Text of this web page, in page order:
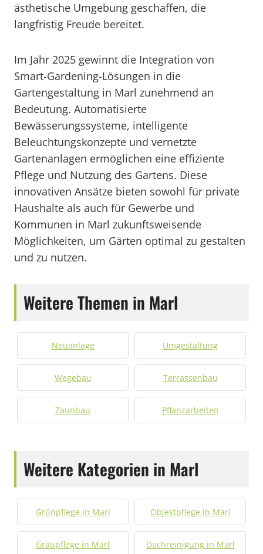
ästhetische Umgebung geschaffen, die
langfristig Freude bereitet.
Im Jahr 2025 gewinnt die Integration von
Smart-Gardening-Lösungen in die
Gartengestaltung in Marl zunehmend an
Bedeutung. Automatisierte
Bewässerungssysteme, intelligente
Beleuchtungskonzepte und vernetzte
Gartenanlagen ermöglichen eine effiziente
Pflege und Nutzung des Gartens. Diese
innovativen Ansätze bieten sowohl für private
Haushalte als auch für Gewerbe und
Kommunen in Marl zukunftsweisende
Möglichkeiten, um Gärten optimal zu gestalten
und zu nutzen.
Weitere Themen in Marl
Neuanlage Umgestaltung
Wegebau Terrassenbau
Zaunbau Pflanzarbeiten
Weitere Kategorien in Marl
Grünpflege in Marl Objektpflege in Marl
Graupflege in Marl Dachreinigung in Marl